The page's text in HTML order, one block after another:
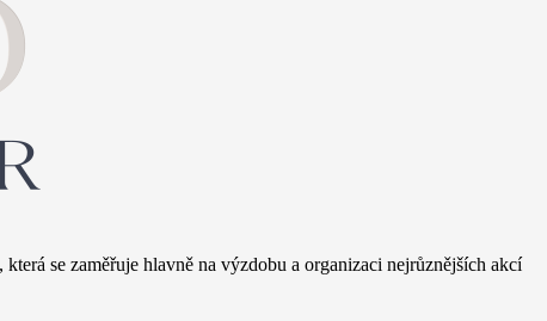
se zaměřuje hlavně na výzdobu a organizaci nejrůznějších akcí